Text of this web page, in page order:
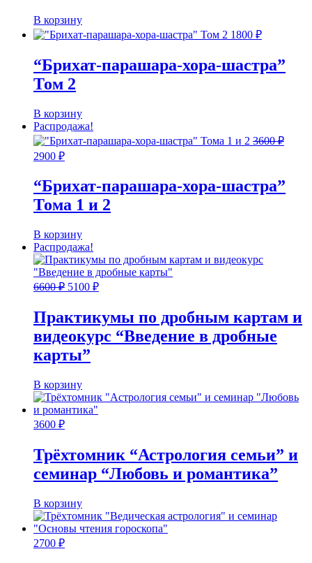
В корзину
1800 ₽
“Брихат-парашара-хора-шастра”
Том 2
В корзину
Распродажа!
3600₽
Первоначальная
составляла
3600 ₽.
2900 ₽Текущая
“Брихат-парашара-хора-шастра”
Тома 1 и 2
В корзину
Распродажа!
6600₽ Первоначальная
6600 ₽.
5100 ₽Текущая
Практикумы по дробным картам и
видеокурс “Введение в дробные
карты”
В корзину
3600 ₽
Трёхтомник “Астрология семьи” и
семинар “Любовь и романтика”
В корзину
2700 ₽